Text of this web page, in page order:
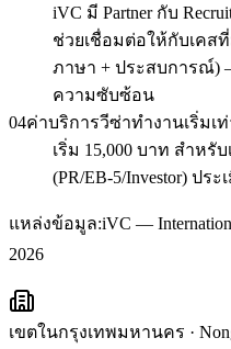
iVC มี Partner กับ
ช่วยเชื่อมต่อให้กับเคส
ภาษา + ประสบการณ์)
ความซับซ้อน
04ค่าบริการวีซ่าทำงานเริ่มเท่
เริ่ม 15,000 บาท สำห
(PR/EB-5/Investor) ประ
แหล่งข้อมูล:iVC —
2026
เขตในกรุงเทพมหานคร ·